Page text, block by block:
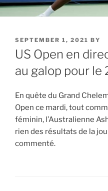
POSTED
ON
SEPTEMBER 1, 2021 BY
US Open en
au galop pour le
En quête du Grand
Open ce mardi, tout
féminin, l’Australienne
rien des résultats de la
commenté.